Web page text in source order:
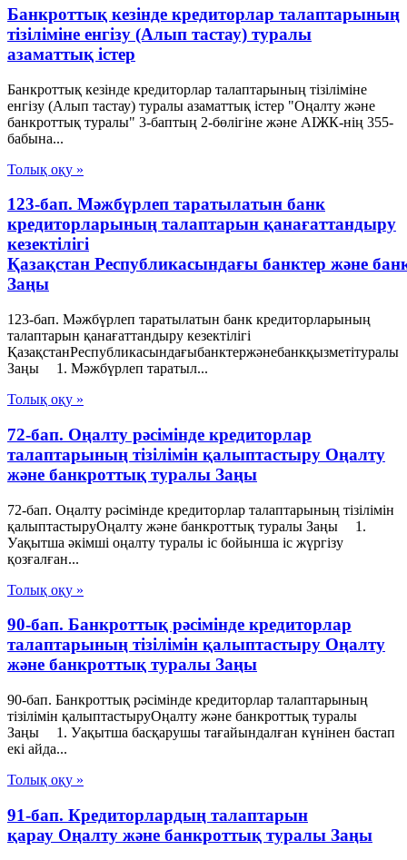
Банкроттық кезінде кредиторлар талаптарының
тізіліміне енгізу (Алып тастау) туралы
азаматтық істер
Банкроттық кезінде кредиторлар талаптарының тізіліміне
енгізу (Алып тастау) туралы азаматтық істер "Оңалту және
банкроттық туралы" 3-баптың 2-бөлігіне және АІЖК-нің 355-
бабына...
Толық оқу »
123-бап. Мәжбүрлеп таратылатын банк
кредиторларының талаптарын қанағаттандыру
кезектілігі
Қазақстан Республикасындағы банктер және
Заңы
123-бап. Мәжбүрлеп таратылатын банк кредиторларының
талаптарын қанағаттандыру кезектілігі
ҚазақстанРеспубликасындағыбанктержәнебанкқызметітуралы
Заңы 1. Мәжбүрлеп таратыл...
Толық оқу »
72-бап. Оңалту рәсімінде кредиторлар
талаптарының тізілімін қалыптастыру Оңалту
және банкроттық туралы Заңы
72-бап. Оңалту рәсімінде кредиторлар талаптарының тізілімін
қалыптастыруОңалту және банкроттық туралы Заңы 1.
Уақытша әкімші оңалту туралы іс бойынша іс жүргізу
қозғалған...
Толық оқу »
90-бап. Банкроттық рәсімінде кредиторлар
талаптарының тізілімін қалыптастыру Оңалту
және банкроттық туралы Заңы
90-бап. Банкроттық рәсімінде кредиторлар талаптарының
тізілімін қалыптастыруОңалту және банкроттық туралы
Заңы 1. Уақытша басқарушы тағайындалған күнінен бастап
екі айда...
Толық оқу »
91-бап. Кредиторлардың талаптарын
қарау Оңалту және банкроттық туралы Заңы